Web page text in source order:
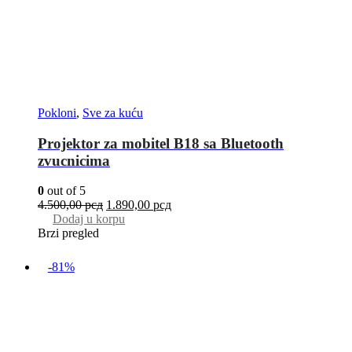
Pokloni, Sve za kuću
Projektor za mobitel B18 sa Bluetooth
zvucnicima
0 out of 5
4.500,00рсд 1.890,00 рсд
Dodaj u korpu
Brzi pregled
-81%